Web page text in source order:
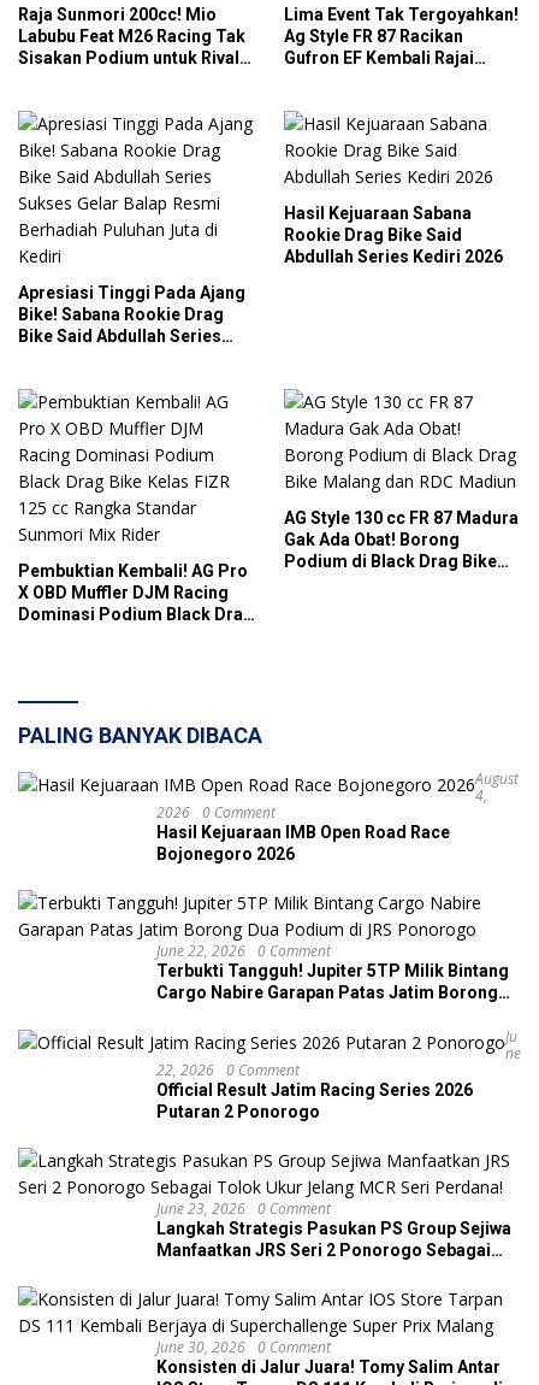
Raja Sunmori 200cc! Mio
Labubu Feat M26 Racing Tak
Sisakan Podium untuk Rival
Lima Event Tak Tergoyahkan!
Ag Style FR 87 Racikan
Gufron EF Kembali Rajai
Apresiasi Tinggi Pada Ajang
Bike! Sabana Rookie Drag
Bike Said Abdullah Series
Kediri
Hasil Kejuaraan Sabana
Rookie Drag Bike Said
Abdullah Series Kediri 2026
Pembuktian Kembali! AG Pro
X OBD Muffler DJM Racing
Dominasi Podium Black Drag
AG Style 130 cc FR 87 Madura
Gak Ada Obat! Borong
Podium di Black Drag Bike
PALING BANYAK DIBACA
August
4,
2026 0 Comment
Hasil Kejuaraan IMB Open Road Race
Bojonegoro 2026
June 22, 2026 0 Comment
Terbukti Tangguh! Jupiter 5TP Milik Bintang
Cargo Nabire Garapan Patas Jatim Borong
Ju
Ne
22, 2026 0 Comment
Official Result Jatim Racing Series 2026
Putaran 2 Ponorogo
June 23, 2026 0 Comment
Langkah Strategis Pasukan PS Group Sejiwa
Manfaatkan JRS Seri 2 Ponorogo Sebagai
June 30, 2026 0 Comment
Konsisten di Jalur Juara! Tomy Salim Antar